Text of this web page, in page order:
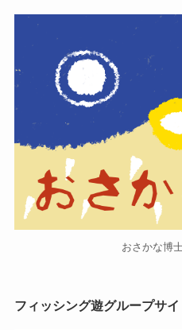
おさかな博
フィッシング遊グループサイ